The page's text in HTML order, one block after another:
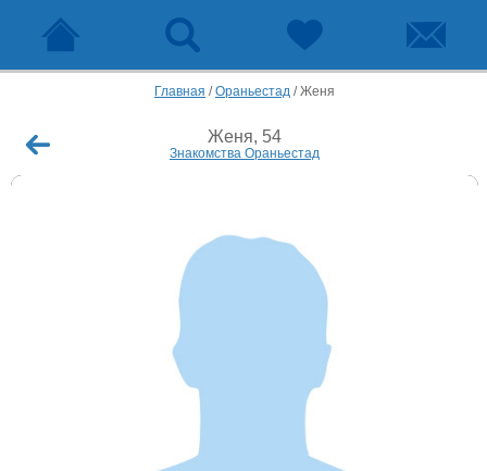
Главная /Ораньестад /Женя
Женя, 54
Знакомства Ораньестад